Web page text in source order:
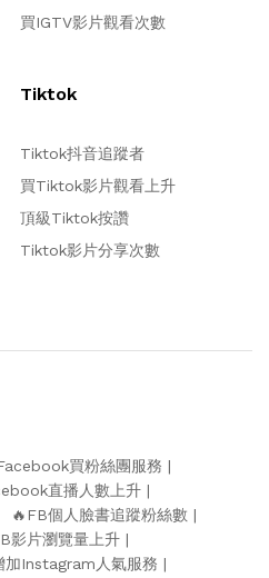
買IGTV影片觀看次數
Tiktok
Tiktok抖音追蹤者
買Tiktok影片觀看上升
頂級Tiktok按讚
Tiktok影片分享次數
買粉絲團服務
直播人數上升
🔥FB個人臉書追蹤粉絲數
影片瀏覽量上升
加Instagram人氣服務